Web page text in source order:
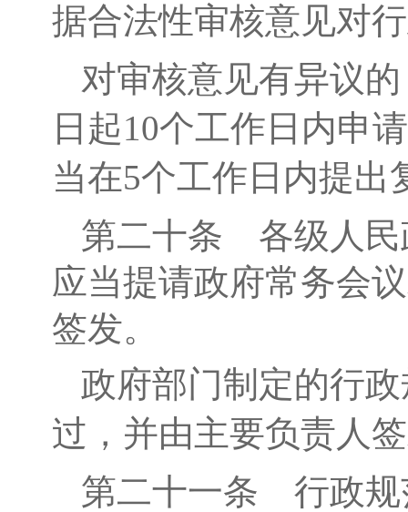
据合法性审核意见对
对审核意见有异议
日起10个工作日内申
当在5个工作日内提出
第二十条 各级 人
应当提请政府常务会
签发。
政府部门制定的行
过，并由主要负责人
第二十一条
行政